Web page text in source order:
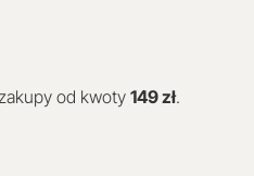
od kwoty149 zł.